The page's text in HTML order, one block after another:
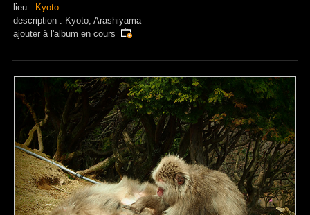
lieu : Kyoto
description : Kyoto, Arashiyama
ajouter à l'album en cours